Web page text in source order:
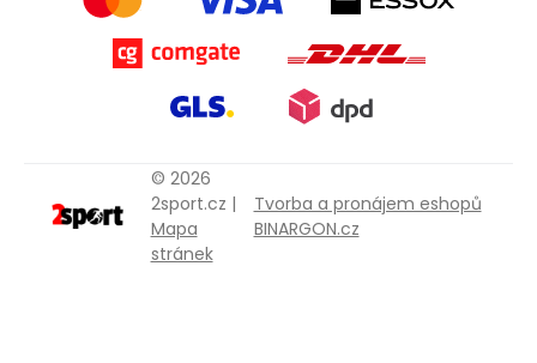
© 2026
2sport.cz |
Mapa
stránek
Tvorba a pronájem eshopů
BINARGON.cz